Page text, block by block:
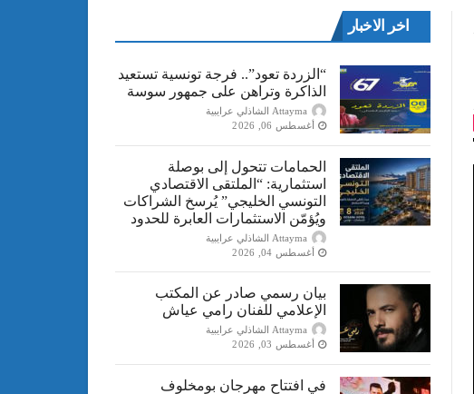
اخر الاخبار
“الزردة تعود”.. فرجة تونسية تستعيد
الذاكرة وتراهن على جمهور سوسة
Attayma الشاذلي عرايبية
أغسطس 06, 2026
الحمامات تتحول إلى بوصلة
استثمارية: “الملتقى الاقتصادي
التونسي الخليجي” يُرسخ الشراكات
ويُؤمّن الاستثمارات العابرة للحدود
Attayma الشاذلي عرايبية
أغسطس 04, 2026
بيان رسمي صادر عن المكتب
الإعلامي للفنان رامي عياش
Attayma الشاذلي عرايبية
أغسطس 03, 2026
في افتتاح مهرجان بومخلوف